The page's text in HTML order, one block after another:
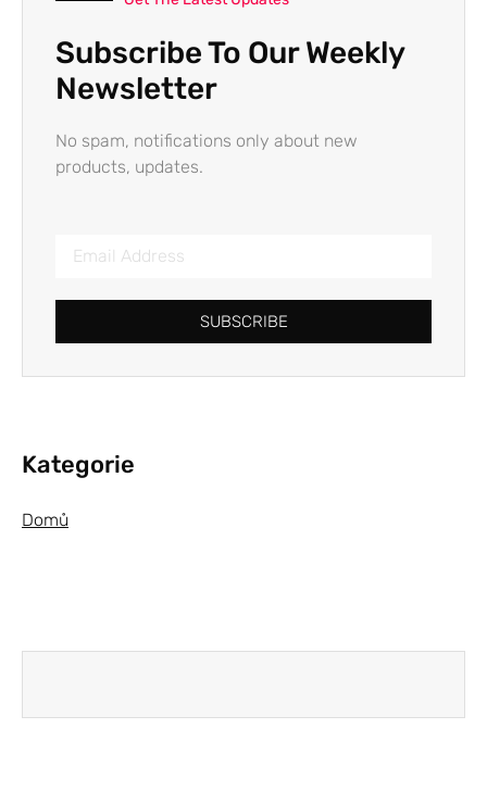
Subscribe To Our Weekly
Newsletter
No spam, notifications only about new
products, updates.
SUBSCRIBE
Kategorie
Domů